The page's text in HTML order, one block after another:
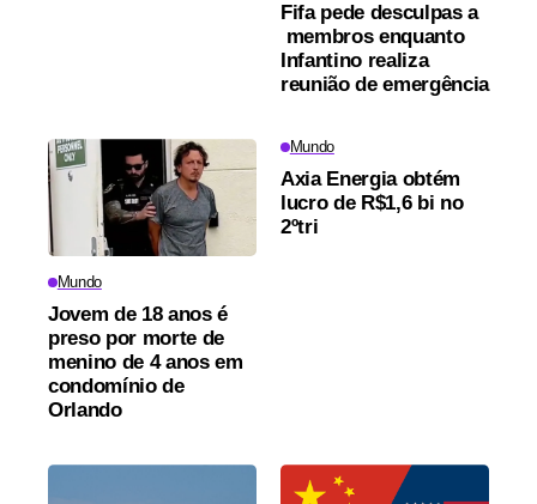
Fifa pede desculpas a
membros enquanto
Infantino realiza
reunião de emergência
Mundo
Jovem de 18 anos é
preso por morte de
menino de 4 anos em
condomínio de
Orlando
Mundo
Axia Energia obtém
lucro de R$1,6 bi no
2ºtri